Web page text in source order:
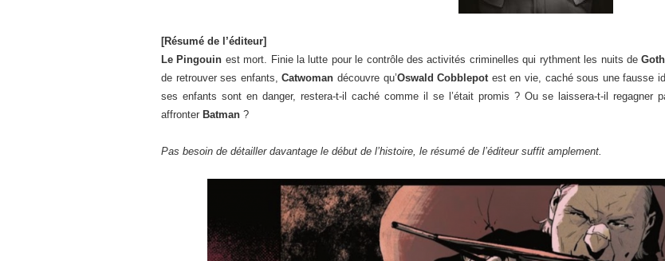
[Résumé de l’éditeur]
Le Pingouin est mort. Finie la lutte pour le contrôle des activités criminelles qui rythment les nuits de
de retrouver ses enfants,Catwoman découvre qu’Oswald Cobblepotest en vie, caché sous une fausse
ses enfants sont en danger, restera-t-il caché comme il se l’était promis ? Ou se laissera-t-il
affronter Batman ?
Pas besoin de détailler davantage le début de l’histoire, le résumé de l’éditeur suffit amplement.